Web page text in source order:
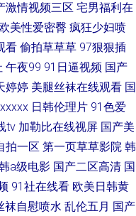
激情视频三区 宅男福利在
欧美性爱密臀 疯狂少妇喷
看 偷拍草草草 97狠狠插
午夜99 91日逼视频 国产
婷婷 美腿丝袜在线观看 国
日韩伦理片 91色爱
tv 加勒比在线视屏 国产美
拍一区 第一页草草影院 韩
a级电影 国产二区高清 国
91社在线看 欧美日韩黄
袜自慰喷水 乱伦五月 国产